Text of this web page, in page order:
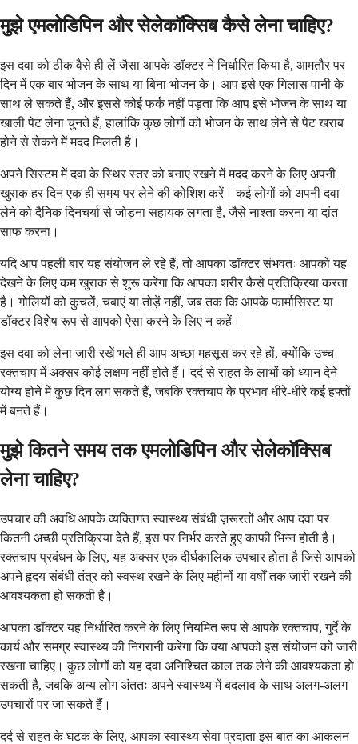
मुझे एमलोडिपिन और सेलेकॉक्सिब कैसे लेना चाहिए?
इस दवा को ठीक वैसे ही लें जैसा आपके डॉक्टर ने निर्धारित किया है, आमतौर पर
दिन में एक बार भोजन के साथ या बिना भोजन के। आप इसे एक गिलास पानी के
साथ ले सकते हैं, और इससे कोई फर्क नहीं पड़ता कि आप इसे भोजन के साथ या
खाली पेट लेना चुनते हैं, हालांकि कुछ लोगों को भोजन के साथ लेने से पेट खराब
होने से रोकने में मदद मिलती है।
अपने सिस्टम में दवा के स्थिर स्तर को बनाए रखने में मदद करने के लिए अपनी
खुराक हर दिन एक ही समय पर लेने की कोशिश करें। कई लोगों को अपनी दवा
लेने को दैनिक दिनचर्या से जोड़ना सहायक लगता है, जैसे नाश्ता करना या दांत
साफ करना।
यदि आप पहली बार यह संयोजन ले रहे हैं, तो आपका डॉक्टर संभवतः आपको यह
देखने के लिए कम खुराक से शुरू करेगा कि आपका शरीर कैसे प्रतिक्रिया करता
है। गोलियों को कुचलें, चबाएं या तोड़ें नहीं, जब तक कि आपके फार्मासिस्ट या
डॉक्टर विशेष रूप से आपको ऐसा करने के लिए न कहें।
इस दवा को लेना जारी रखें भले ही आप अच्छा महसूस कर रहे हों, क्योंकि उच्च
रक्तचाप में अक्सर कोई लक्षण नहीं होते हैं। दर्द से राहत के लाभों को ध्यान देने
योग्य होने में कुछ दिन लग सकते हैं, जबकि रक्तचाप के प्रभाव धीरे-धीरे कई हफ्तों
में बनते हैं।
मुझे कितने समय तक एमलोडिपिन और सेलेकॉक्सिब
लेना चाहिए?
उपचार की अवधि आपके व्यक्तिगत स्वास्थ्य संबंधी ज़रूरतों और आप दवा पर
कितनी अच्छी प्रतिक्रिया देते हैं, इस पर निर्भर करते हुए काफी भिन्न होती है।
रक्तचाप प्रबंधन के लिए, यह अक्सर एक दीर्घकालिक उपचार होता है जिसे आपको
अपने हृदय संबंधी तंत्र को स्वस्थ रखने के लिए महीनों या वर्षों तक जारी रखने की
आवश्यकता हो सकती है।
आपका डॉक्टर यह निर्धारित करने के लिए नियमित रूप से आपके रक्तचाप, गुर्दे के
कार्य और समग्र स्वास्थ्य की निगरानी करेगा कि क्या आपको इस संयोजन को जारी
रखना चाहिए। कुछ लोगों को यह दवा अनिश्चित काल तक लेने की आवश्यकता हो
सकती है, जबकि अन्य लोग अंततः अपने स्वास्थ्य में बदलाव के साथ अलग-अलग
उपचारों पर जा सकते हैं।
दर्द से राहत के घटक के लिए, आपका स्वास्थ्य सेवा प्रदाता इस बात का आकलन